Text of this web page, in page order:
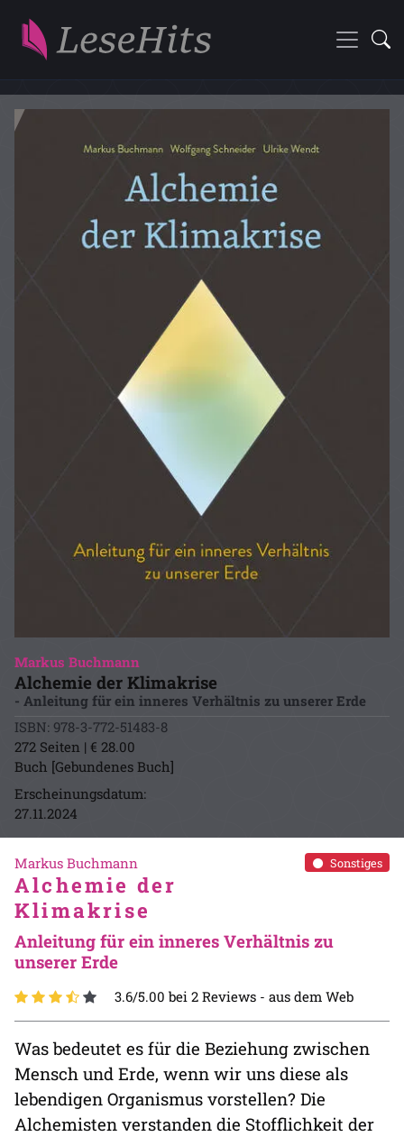
Markus Buchmann
Alchemie der Klimakrise
- Anleitung für ein inneres Verhältnis zu unserer Erde
ISBN: 978-3-772-51483-8
272 Seiten | € 28.00
Buch [Gebundenes Buch]
Erscheinungsdatum:
27.11.2024
Sonstiges
Markus Buchmann
Alchemie der
Klimakrise
Anleitung für ein inneres Verhältnis zu
unserer Erde
3.6/5.00 bei 2 Reviews - aus dem Web
Was bedeutet es für die Beziehung zwischen
Mensch und Erde, wenn wir uns diese als
lebendigen Organismus vorstellen? Die
Alchemisten verstanden die Stofflichkeit der